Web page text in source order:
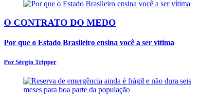
O CONTRATO DO MEDO
Por que o Estado Brasileiro ensina você a ser vítima
Por Sérgio Tripper